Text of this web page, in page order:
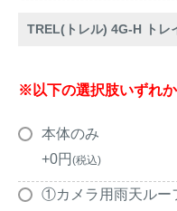
TREL(トレル) 4G-H トレ
※以下の選択肢いずれ
本体のみ
+0 税込
①カメラ用雨天ルー